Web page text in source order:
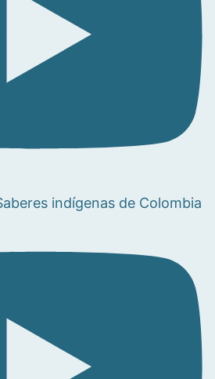
Saberes indígenas de Colombia